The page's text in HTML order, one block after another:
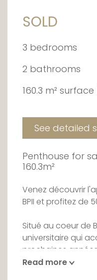
SOLD
3 bedrooms
2 bathrooms
160.3 m² surface
See detailed
Penthouse for
160.3m²
Venez découvrir
BPII et profitez de
Situé au coeur de
universitaire qui
prochaines
et étudiants. Ce
Read more